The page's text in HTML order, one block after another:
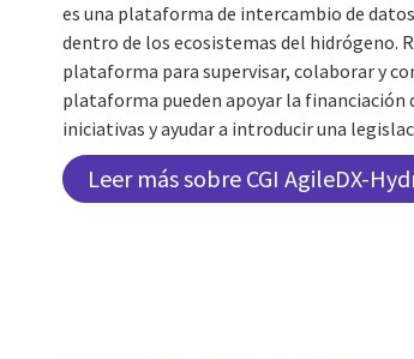
es una plataforma de intercambio de
dentro de los ecosistemas del hidrógeno.
plataforma para supervisar, colaborar y
plataforma pueden apoyar la financiación
iniciativas y ayudar a introducir una
Leer más sobre CGI AgileDX-